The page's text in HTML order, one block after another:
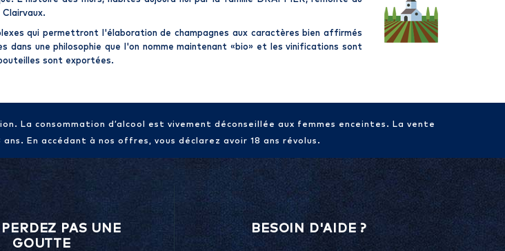
qui permettront l'élaboration dechampagnes aux caractères bien affirmés
une philosophie que l'on nomme maintenant « bio» et les vinifications sont
sont exportées.
La consommation d’alcool est vivement déconseillée aux femmes enceintes. La vente
En accédant à nos offres, vous déclarez avoir 18 ans révolus.
PAS UNE
GOUTTE
BESOIN D'AIDE ?